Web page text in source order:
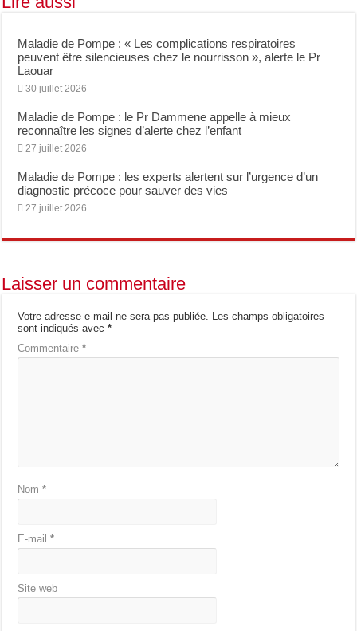
Maladie de Pompe : « Les complications respiratoires
peuvent être silencieuses chez le nourrisson », alerte le Pr
Laouar
30 juillet 2026
Maladie de Pompe : le Pr Dammene appelle à mieux
reconnaître les signes d’alerte chez l’enfant
27 juillet 2026
Maladie de Pompe : les experts alertent sur l’urgence d’un
diagnostic précoce pour sauver des vies
27 juillet 2026
Laisser un commentaire
Votre adresse e-mail ne sera pas publiée. Les champs obligatoires
sont indiqués avec*
Commentaire*
Nom*
E-mail*
Site web